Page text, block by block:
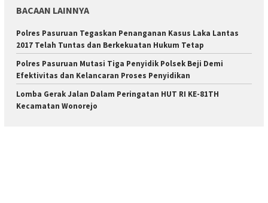
BACAAN LAINNYA
Polres Pasuruan Tegaskan Penanganan Kasus Laka Lantas
2017 Telah Tuntas dan Berkekuatan Hukum Tetap
Polres Pasuruan Mutasi Tiga Penyidik Polsek Beji Demi
Efektivitas dan Kelancaran Proses Penyidikan
Lomba Gerak Jalan Dalam Peringatan HUT RI KE-81TH
Kecamatan Wonorejo